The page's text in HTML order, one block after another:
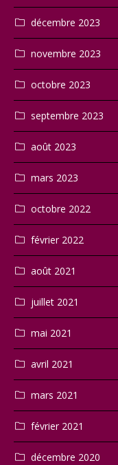
décembre 2023
novembre 2023
octobre 2023
septembre 2023
août 2023
mars 2023
octobre 2022
février 2022
août 2021
juillet 2021
mai 2021
avril 2021
mars 2021
février 2021
décembre 2020